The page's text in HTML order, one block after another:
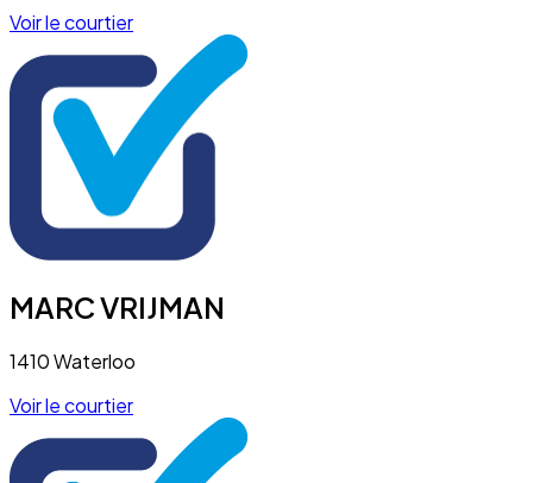
Voir le courtier
MARC VRIJMAN
1410 Waterloo
Voir le courtier